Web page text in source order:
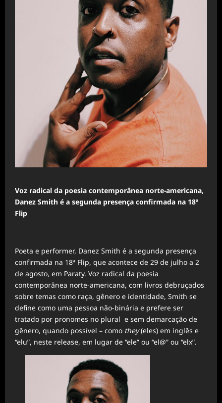
Voz radical da poesia contemporânea norte-americana,
Danez Smith é a segunda presença confirmada na 18ª
Flip
Poeta e performer, Danez Smith é a segunda presença
confirmada na 18ª Flip, que acontece de 29 de julho a 2
de agosto, em Paraty. Voz radical da poesia
contemporânea norte-americana, com livros debruçados
sobre temas como raça, gênero e identidade, Smith se
define como uma pessoa não-binária e prefere ser
tratado por pronomes no plural e sem demarcação de
gênero, quando possível – como they(eles) em inglês e
“elu”, neste release, em lugar de “ele” ou “el@” ou “elx”.